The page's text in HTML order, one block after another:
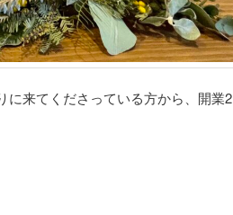
に来てくださっている方から、開業2